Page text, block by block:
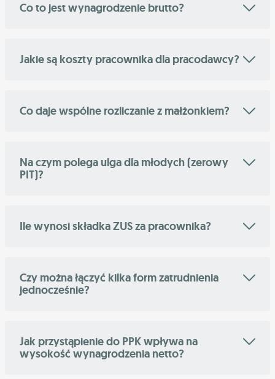
Co to jest wynagrodzenie brutto?
Jakie są koszty pracownika dla pracodawcy?
Co daje wspólne rozliczanie z małżonkiem?
Na czym polega ulga dla młodych (zerowy
PIT)?
Ile wynosi składka ZUS za pracownika?
Czy można łączyć kilka form zatrudnienia
jednocześnie?
Jak przystąpienie do PPK wpływa na
wysokość wynagrodzenia netto?